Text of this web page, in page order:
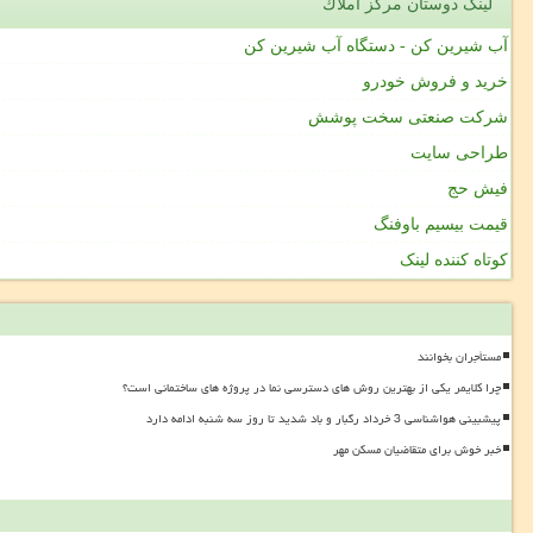
لینک دوستان مركز املاك
آب شیرین کن - دستگاه آب شیرین کن
خرید و فروش خودرو
شرکت صنعتی سخت پوشش
طراحی سایت
فیش حج
قیمت بیسیم باوفنگ
کوتاه کننده لینک
مستأجران بخوانند
چرا کلایمر یکی از بهترین روش های دسترسی نما در پروژه های ساختمانی است؟
پیشبینی هواشناسی 3 خرداد رگبار و باد شدید تا روز سه شنبه ادامه دارد
خبر خوش برای متقاضیان مسکن مهر